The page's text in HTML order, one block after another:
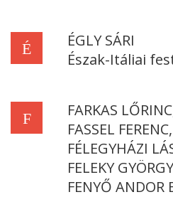
É
ÉGLY SÁRI
Észak-Itáliai
F
FARKAS
FASSEL
FÉLEGYHÁZI
FELEKY GYÖRGY
FENYŐ ANDOR